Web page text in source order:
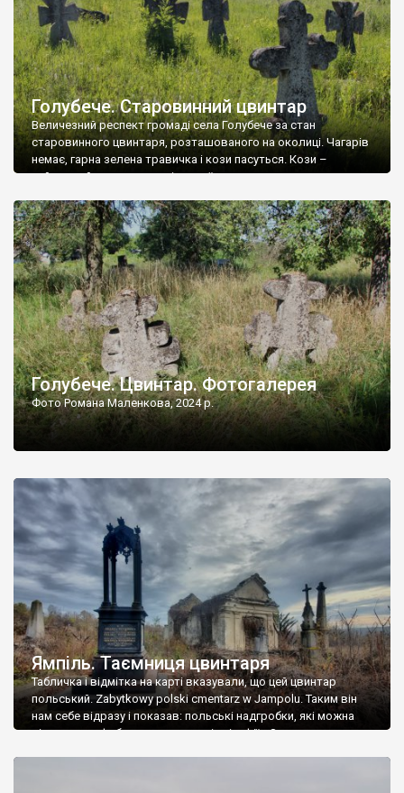
Голубече. Старовинний цвинтар
Величезний респект громаді села Голубече за стан
старовинного цвинтаря, розташованого на околиці. Чагарів
немає, гарна зелена травичка і кози пасуться. Кози –
найкращий регулятор шкідливої, для старих кладовищ,
бруньками, кози ті бруньки обгризають, бо то улюблений
делікатес. На цвинтарі у Голубечому ціла колекція
різноманітних форм хрестів. Село відносно невелике, […]
Голубече. Цвинтар. Фотогалерея
Фото Романа Маленкова, 2024 р.
Ямпіль. Таємниця цвинтаря
Табличка і відмітка на карті вказували, що цей цвинтар
польський. Zabytkowy polski cmentarz w Jampolu. Таким він
нам себе відразу і показав: польські надгробки, які можна
віднести до фабричних, польські епітафії… Загалом цвинтар